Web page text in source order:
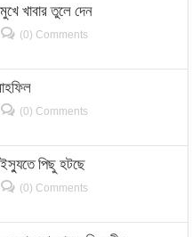
খাবার তুলে দেন
(0) Comments
(0) Comments
পিছু হটছে
(0) Comments